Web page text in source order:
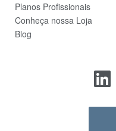
Planos Profissionais
Conheça nossa Loja
Blog